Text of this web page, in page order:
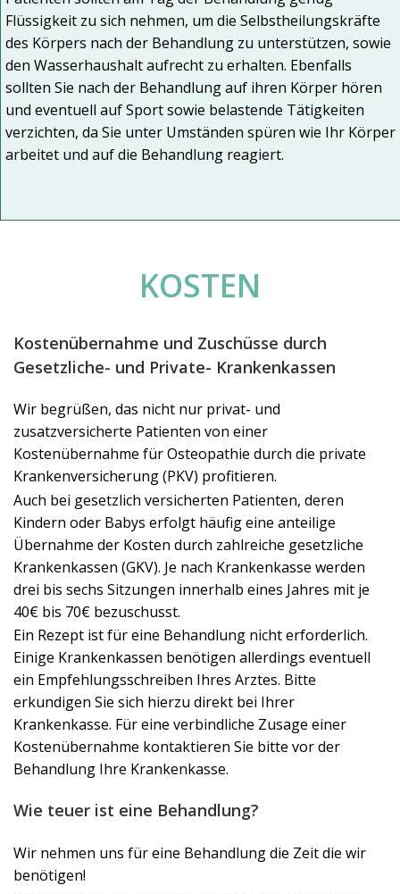
Flüssigkeit zu sich nehmen, um die Selbstheilungskräfte
des Körpers nach der Behandlung zu unterstützen, sowie
den Wasserhaushalt aufrecht zu erhalten. Ebenfalls
sollten Sie nach der Behandlung auf ihren Körper hören
und eventuell auf Sport sowie belastende Tätigkeiten
verzichten, da Sie unter Umständen spüren wie Ihr Körper
arbeitet und auf die Behandlung reagiert.
KOSTEN
Kostenübernahme und Zuschüsse durch
Gesetzliche- und Private- Krankenkassen
Wir begrüßen, das nicht nur privat- und
zusatzversicherte Patienten von einer
Kostenübernahme für Osteopathie durch die private
Krankenversicherung (PKV) profitieren.
Auch bei gesetzlich versicherten Patienten, deren
Kindern oder Babys erfolgt häufig eine anteilige
Übernahme der Kosten durch zahlreiche gesetzliche
Krankenkassen (GKV). Je nach Krankenkasse werden
drei bis sechs Sitzungen innerhalb eines Jahres mit je
40€ bis 70€ bezuschusst.
Ein Rezept ist für eine Behandlung nicht erforderlich.
Einige Krankenkassen benötigen allerdings eventuell
ein Empfehlungsschreiben Ihres Arztes. Bitte
erkundigen Sie sich hierzu direkt bei Ihrer
Krankenkasse. Für eine verbindliche Zusage einer
Kostenübernahme kontaktieren Sie bitte vor der
Behandlung Ihre Krankenkasse.
Wie teuer ist eine Behandlung?
Wir nehmen uns für eine Behandlung die Zeit die wir
benötigen!